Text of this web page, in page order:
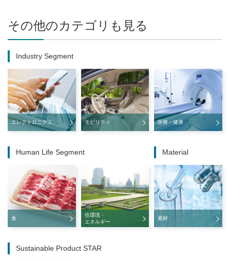
その他のカテゴリも見る
Industry Segment
エレクトロニクス モビリティ 医療・健康
Human Life Segment
食
住環境・
エネルギー
Material
素材
Sustainable Product STAR